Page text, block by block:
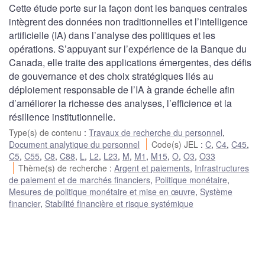
Cette étude porte sur la façon dont les banques centrales
intègrent des données non traditionnelles et l’intelligence
artificielle (IA) dans l’analyse des politiques et les
opérations. S’appuyant sur l’expérience de la Banque du
Canada, elle traite des applications émergentes, des défis
de gouvernance et des choix stratégiques liés au
déploiement responsable de l’IA à grande échelle afin
d’améliorer la richesse des analyses, l’efficience et la
résilience institutionnelle.
Type(s) de contenu : Travaux de recherche du personnel,
Document analytique du personnel
Code(s) JEL :C,C4,C45,
C5, C55, C8, C88, L , L2, L23, M, M1 , M15, O, O3, O33
Thème(s) de recherche :Argent et paiements, Infrastructures
de paiement et de marchés financiers, Politique monétaire,
Mesures de politique monétaire et mise en œuvre, Système
financier, Stabilité financière et risque systémique